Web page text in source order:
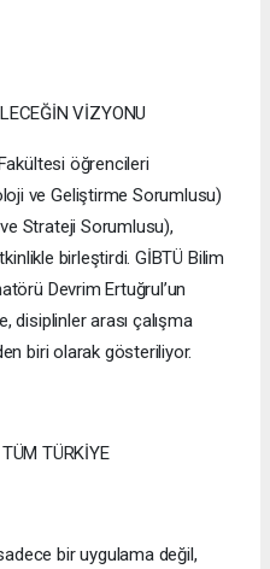
VİZYONU
öğrencileri
ve Geliştirme Sorumlusu)
Strateji Sorumlusu),
birleştirdi. GİBTÜ Bilim
Devrim Ertuğrul’un
disiplinler arası çalışma
biri olarak gösteriliyor.
TÜRKİYE
bir uygulama değil,